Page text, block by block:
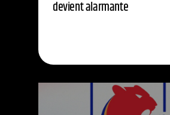
devient alarmante